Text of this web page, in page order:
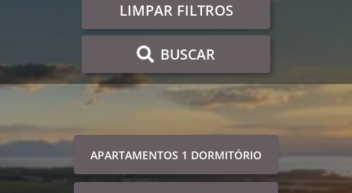
LIMPAR FILTROS
BUSCAR
APARTAMENTOS 1 DORMITÓRIO